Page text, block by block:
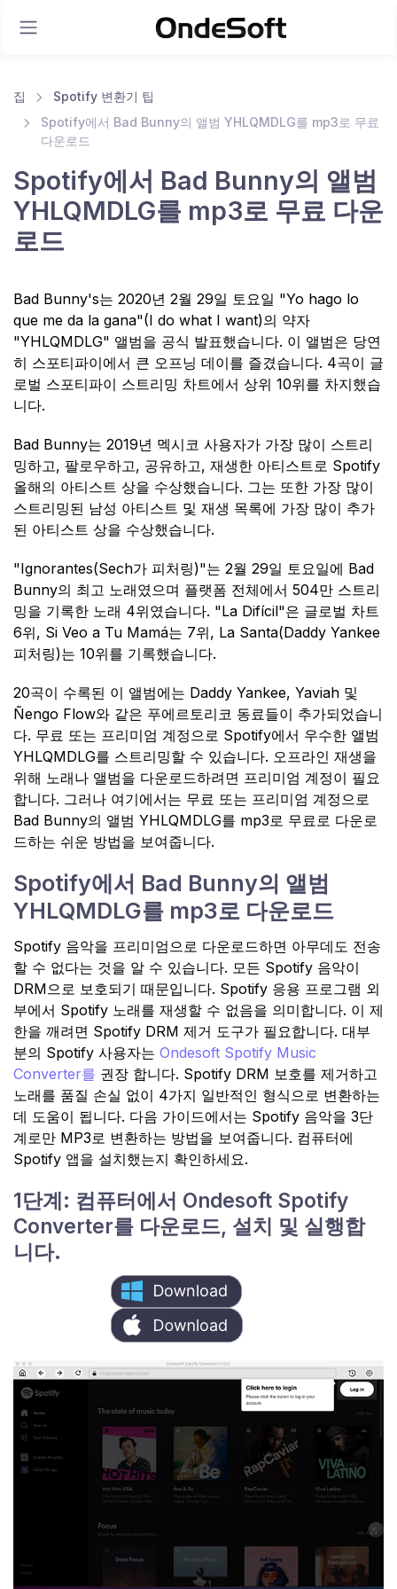
집
Spotify 변환기 팁
Spotify에서 Bad Bunny의 앨범 YHLQMDLG를 mp3로 무료
다운로드
Spotify에서 Bad Bunny의 앨범
YHLQMDLG를 mp3로 무료 다운
로드
Bad Bunny's는 2020년 2월 29일 토요일 "Yo hago lo
que me da la gana"(I do what I want)의 약자
"YHLQMDLG" 앨범을 공식 발표했습니다. 이 앨범은 당연
히 스포티파이에서 큰 오프닝 데이를 즐겼습니다. 4곡이 글
로벌 스포티파이 스트리밍 차트에서 상위 10위를 차지했습
니다.
Bad Bunny는 2019년 멕시코 사용자가 가장 많이 스트리
밍하고, 팔로우하고, 공유하고, 재생한 아티스트로 Spotify
올해의 아티스트 상을 수상했습니다. 그는 또한 가장 많이
스트리밍된 남성 아티스트 및 재생 목록에 가장 많이 추가
된 아티스트 상을 수상했습니다.
"Ignorantes(Sech가 피처링)"는 2월 29일 토요일에 Bad
Bunny의 최고 노래였으며 플랫폼 전체에서 504만 스트리
밍을 기록한 노래 4위였습니다. "La Difícil"은 글로벌 차트
6위, Si Veo a Tu Mamá는 7위, La Santa(Daddy Yankee
피처링)는 10위를 기록했습니다.
20곡이 수록된 이 앨범에는 Daddy Yankee, Yaviah 및
Ñengo Flow와 같은 푸에르토리코 동료들이 추가되었습니
다. 무료 또는 프리미엄 계정으로 Spotify에서 우수한 앨범
YHLQMDLG를 스트리밍할 수 있습니다. 오프라인 재생을
위해 노래나 앨범을 다운로드하려면 프리미엄 계정이 필요
합니다. 그러나 여기에서는 무료 또는 프리미엄 계정으로
Bad Bunny의 앨범 YHLQMDLG를 mp3로 무료로 다운로
드하는 쉬운 방법을 보여줍니다.
Spotify에서 Bad Bunny의 앨범
YHLQMDLG를 mp3로 다운로드
Spotify 음악을 프리미엄으로 다운로드하면 아무데도 전송
할 수 없다는 것을 알 수 있습니다. 모든 Spotify 음악이
DRM으로 보호되기 때문입니다. Spotify 응용 프로그램 외
부에서 Spotify 노래를 재생할 수 없음을 의미합니다. 이 제
한을 깨려면 Spotify DRM 제거 도구가 필요합니다. 대부
분의 Spotify 사용자는 Ondesoft Spotify Music
Converter를 권장 합니다. Spotify DRM 보호를 제거하고
노래를 품질 손실 없이 4가지 일반적인 형식으로 변환하는
데 도움이 됩니다. 다음 가이드에서는 Spotify 음악을 3단
계로만 MP3로 변환하는 방법을 보여줍니다. 컴퓨터에
Spotify 앱을 설치했는지 확인하세요.
1단계: 컴퓨터에서 Ondesoft Spotify
Converter를 다운로드, 설치 및 실행합
니다.